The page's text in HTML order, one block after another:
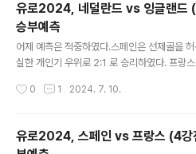
였다. 전반에 비해 후반에 루즈하게 흘러가면
던 경기를 종지부시켰던 잉글랜드의 결승골이
결승은 스페인과 잉글랜드가 만나게 되었다.
금까지Group B 3-0 vs Croatia (Morata
g 55) 1-0 vs Albania (Fe..
유로2024, 네덜란드 vs 잉글랜드
승부예측
어제 예측은 적중하였다.스페인은 선제골을
실한 개인기 우위로 2:1 로 승리하였다. 프랑
대해 충분히 스페인이 대비한 것 같았다. 카르
강전의 실수를 되풀이하지 않고 라민야말과 니
0 1 2024. 7. 10.
유로2024, 스페인 vs 프랑스 (4강